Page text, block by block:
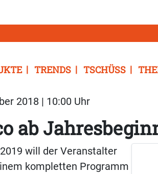
TRENDS TSCHÜSS
2018 | 10:00 Uhr
ab
will der Veranstalter
kompletten Programm